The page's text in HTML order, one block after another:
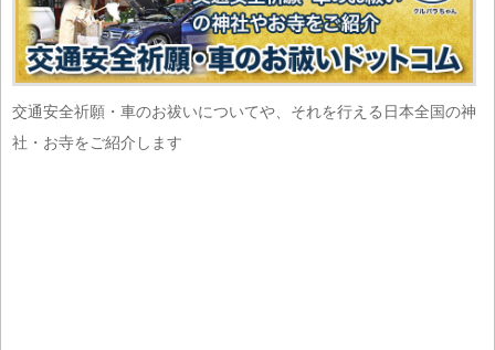
交通安全祈願・車のお祓いについてや、それを行える日本全国の神
社・お寺をご紹介します